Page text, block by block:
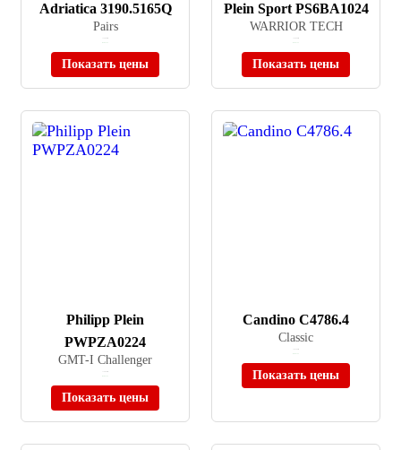
Adriatica 3190.5165Q
Pairs
Показать цены
Plein Sport PS6BA1024
WARRIOR TECH
Показать цены
Philipp Plein
PWPZA0224
GMT-I Challenger
Показать цены
Candino C4786.4
Classic
Показать цены